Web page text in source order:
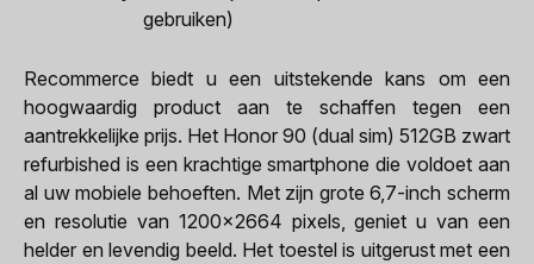
gebruiken)
Recommerce biedt u een uitstekende kans om een
hoogwaardig product aan te schaffen tegen een
aantrekkelijke prijs. Het Honor 90 (dual sim) 512GB zwart
refurbished is een krachtige smartphone die voldoet aan
al uw mobiele behoeften. Met zijn grote 6,7-inch scherm
en resolutie van 1200x2664 pixels, geniet u van een
helder en levendig beeld. Het toestel is uitgerust met een